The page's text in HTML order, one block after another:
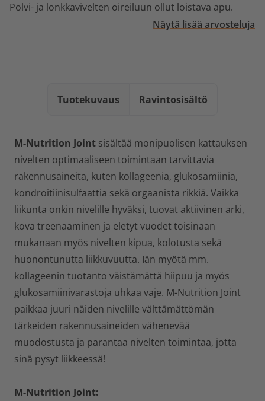
Polvi- ja lonkkavivelten oireiluun ollut loistava apu.
Näytä lisää arvosteluja
Tuotekuvaus Ravintosisältö
M-Nutrition Joint sisältää monipuolisen kattauksen
nivelten optimaaliseen toimintaan tarvittavia
rakennusaineita, kuten kollageenia, glukosamiinia,
kondroitiinisulfaattia sekä orgaanista rikkiä. Vaikka
liikunta onkin nivelille hyväksi, tuovat aktiivinen arki,
kova treenaaminen ja eletyt vuodet toisinaan
mukanaan myös nivelten kipua, kolotusta sekä
huonontunutta liikkuvuutta. Iän myötä mm.
kollageenin tuotanto väistämättä hiipuu ja myös
glukosamiinivarastoja uhkaa vaje. M-Nutrition Joint
paikkaa juuri näiden nivelille välttämättömän
tärkeiden rakennusaineiden vähenevää
muodostusta ja parantaa nivelten toimintaa, jotta
sinä pysyt liikkeessä!
M-Nutrition Joint: